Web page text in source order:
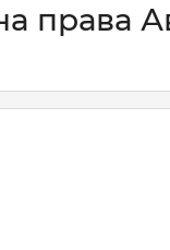
права